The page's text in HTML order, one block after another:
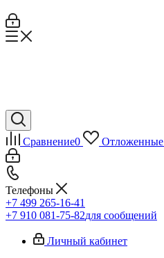
Сравнение0 Отложенные
Телефоны
+7 499 265-16-41
+7 910 081-75-82для сообщений
Личный кабинет